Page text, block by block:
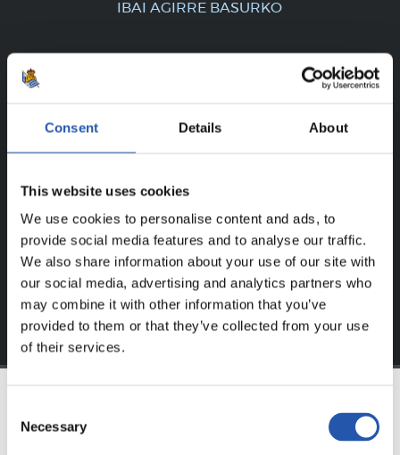
Consent Details About
This website uses cookies
We use cookies to personalise content and ads, to
provide social media features and to analyse our traffic.
We also share information about your use of our site with
our social media, advertising and analytics partners who
may combine it with other information that you’ve
provided to them or that they’ve collected from your use
of their services.
Selection
Necessary
IBAI AGIRRE BASURKO
¡SOLO PARA USUARIOS
REGISTRADOS!
nuestra web.
Regístrate haciendo clic en elLoginy disfruta de
contenido exclusivo para ti.